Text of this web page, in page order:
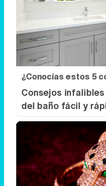
¿Conocías estos 5
Consejos
del baño fácil y
Belleza indomable